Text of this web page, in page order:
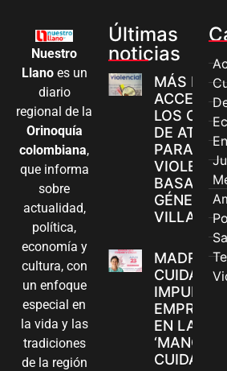
Nuestro
Llanoes un
diario
regional de la
Orinoquía
colombiana,
que informa
sobre
actualidad,
política,
economía y
cultura, con
un enfoque
especial en
la vida y las
tradiciones
de la región
Últimas
noticias
MÁS
LOS
DE
PARA
BASADAS
GÉNERO
MADRES
IMPULSAN
EN LA
‘MANOS
CUIDAN Y